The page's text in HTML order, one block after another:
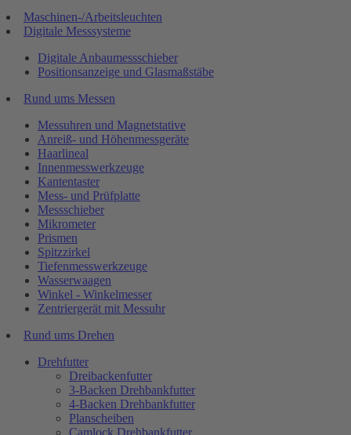
Maschinen-/Arbeitsleuchten
Digitale Messsysteme
Digitale Anbaumessschieber
Positionsanzeige und Glasmaßstäbe
Rund ums Messen
Messuhren und Magnetstative
Anreiß- und Höhenmessgeräte
Haarlineal
Innenmesswerkzeuge
Kantentaster
Mess- und Prüfplatte
Messschieber
Mikrometer
Prismen
Spitzzirkel
Tiefenmesswerkzeuge
Wasserwaagen
Winkel - Winkelmesser
Zentriergerät mit Messuhr
Rund ums Drehen
Drehfutter
Dreibackenfutter
3-Backen Drehbankfutter
4-Backen Drehbankfutter
Planscheiben
Camlock Drehbankfutter